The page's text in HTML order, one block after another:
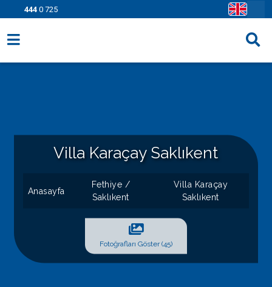
444 0 725
Bilgi SayfalarıVilla Karaçay Saklıkent
Anasayfa
Fethiye /
Saklıkent
Villa Karaçay
Saklıkent
Fotoğrafları Göster (45)